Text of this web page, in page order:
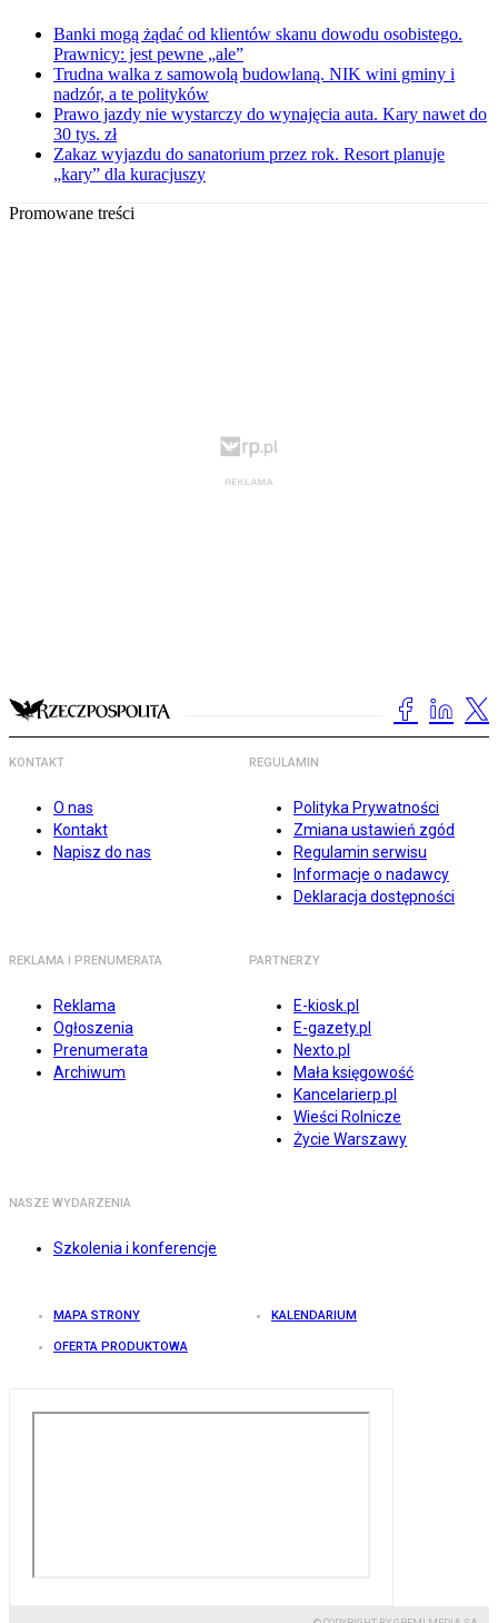
Banki mogą żądać od klientów skanu dowodu osobistego.
Prawnicy: jest pewne „ale”
Trudna walka z samowolą budowlaną. NIK wini gminy i
nadzór, a te polityków
Prawo jazdy nie wystarczy do wynajęcia auta. Kary nawet do
30 tys. zł
Zakaz wyjazdu do sanatorium przez rok. Resort planuje
„kary” dla kuracjuszy
Promowane treści
KONTAKT
O nas
Kontakt
Napisz do nas
REGULAMIN
Polityka Prywatności
Zmiana ustawień zgód
Regulamin serwisu
Informacje o nadawcy
Deklaracja dostępności
REKLAMA I PRENUMERATA
Reklama
Ogłoszenia
Prenumerata
Archiwum
PARTNERZY
E-kiosk.pl
E-gazety.pl
Nexto.pl
Mała księgowość
Kancelarierp.pl
Wieści Rolnicze
Życie Warszawy
NASZE WYDARZENIA
Szkolenia i konferencje
MAPA STRONY KALENDARIUM
OFERTA PRODUKTOWA